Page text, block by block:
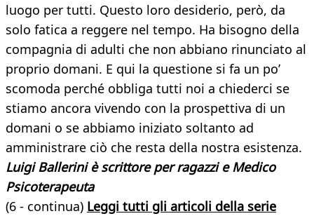
luogo per tutti. Questo loro desiderio, però, da
solo fatica a reggere nel tempo. Ha bisogno della
compagnia di adulti che non abbiano rinunciato al
proprio domani. E qui la questione si fa un po’
scomoda perché obbliga tutti noi a chiederci se
stiamo ancora vivendo con la prospettiva di un
domani o se abbiamo iniziato soltanto ad
amministrare ciò che resta della nostra esistenza.
Luigi Ballerini è scrittore per ragazzi e Medico
Psicoterapeuta
(6 - continua) Leggi tutti gli articoli della serie